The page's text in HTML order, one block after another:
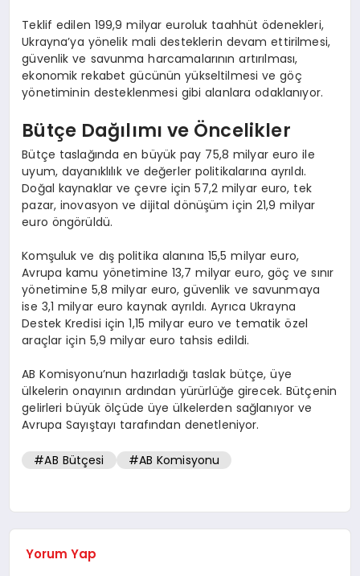
Teklif edilen 199,9 milyar euroluk taahhüt ödenekleri,
Ukrayna’ya yönelik mali desteklerin devam ettirilmesi,
güvenlik ve savunma harcamalarının artırılması,
ekonomik rekabet gücünün yükseltilmesi ve göç
yönetiminin desteklenmesi gibi alanlara odaklanıyor.
Bütçe Dağılımı ve Öncelikler
Bütçe taslağında en büyük pay 75,8 milyar euro ile
uyum, dayanıklılık ve değerler politikalarına ayrıldı.
Doğal kaynaklar ve çevre için 57,2 milyar euro, tek
pazar, inovasyon ve dijital dönüşüm için 21,9 milyar
euro öngörüldü.
Komşuluk ve dış politika alanına 15,5 milyar euro,
Avrupa kamu yönetimine 13,7 milyar euro, göç ve sınır
yönetimine 5,8 milyar euro, güvenlik ve savunmaya
ise 3,1 milyar euro kaynak ayrıldı. Ayrıca Ukrayna
Destek Kredisi için 1,15 milyar euro ve tematik özel
araçlar için 5,9 milyar euro tahsis edildi.
AB Komisyonu’nun hazırladığı taslak bütçe, üye
ülkelerin onayının ardından yürürlüğe girecek. Bütçenin
gelirleri büyük ölçüde üye ülkelerden sağlanıyor ve
Avrupa Sayıştayı tarafından denetleniyor.
#AB Bütçesi #AB Komisyonu
Yorum Yap